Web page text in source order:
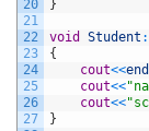
20
21
22
23
24
25
26
27
}
void Student
{
cout<<
cout<<
cout<<
}